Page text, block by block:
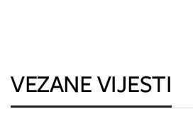
VEZANE VIJESTI